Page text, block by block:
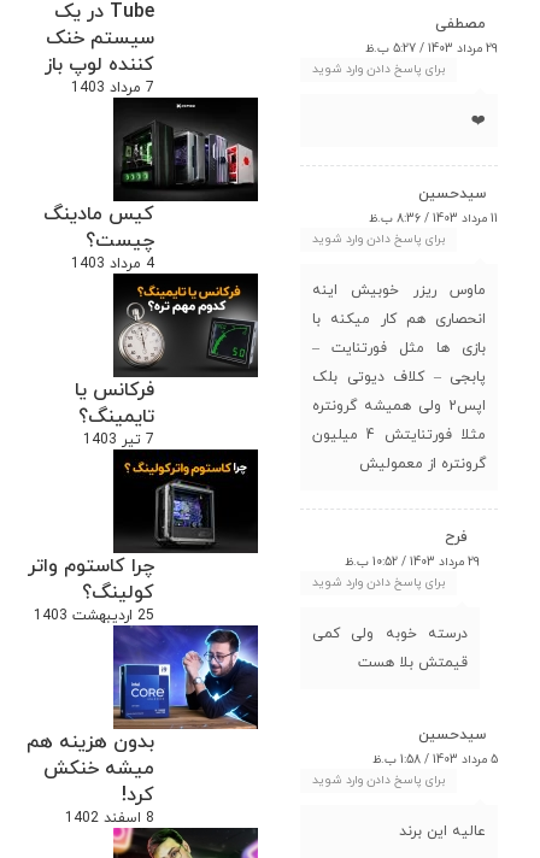
Tube در یک
سیستم خنک
کننده لوپ باز
7 مرداد 1403
کیس مادینگ
چیست؟
4 مرداد 1403
فرکانس یا
تایمینگ؟
7 تیر 1403
چرا کاستوم واتر
کولینگ؟
25 اردیبهشت 1403
بدون هزینه هم
میشه خنکش
کرد!
8 اسفند 1402
مصطفی
29 مرداد 1403 / 5:27 ب.ظ
برای پاسخ دادن وارد شوید
❤️
سیدحسین
11 مرداد 1403 / 8:36 ب.ظ
برای پاسخ دادن وارد شوید
ماوس ریزر خوبیش اینه
انحصاری هم کار میکنه با
بازی ها مثل فورتنایت –
پابجی – کلاف دیوتی بلک
اپس2 ولی همیشه گرونتره
مثلا فورتنایتش 4 میلیون
گرونتره از معمولیش
فرح
29 مرداد 1403 / 10:52 ب.ظ
برای پاسخ دادن وارد شوید
درسته خوبه ولی کمی
قیمتش بلا هست
سیدحسین
5 مرداد 1403 / 1:58 ب.ظ
برای پاسخ دادن وارد شوید
عالیه این برند